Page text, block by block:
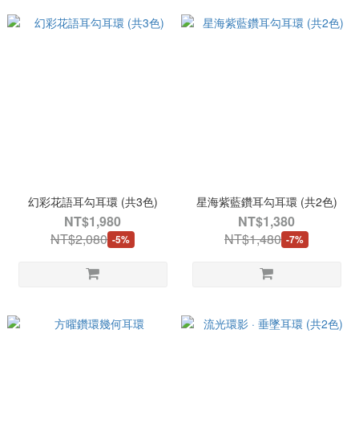
幻彩花語耳勾耳環 (共3色)
NT$1,980
NT$2,080 -5%
星海紫藍鑽耳勾耳環 (共2色)
NT$1,380
NT$1,480 -7%